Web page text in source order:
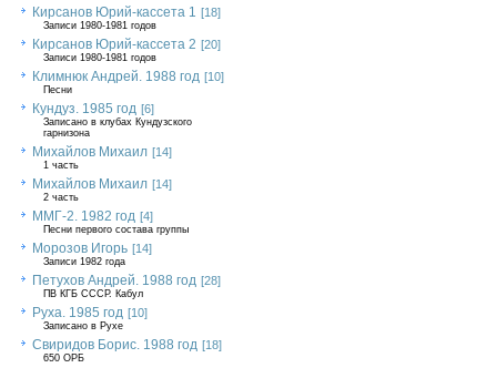
Кирсанов Юрий-кассета 1 [18]
Записи 1980-1981 годов
Кирсанов Юрий-кассета 2 [20]
Записи 1980-1981 годов
Климнюк Андрей. 1988 год [10]
Песни
Кундуз. 1985 год [6]
Записано в клубах Кундузского
гарнизона
Михайлов Михаил [14]
1 часть
Михайлов Михаил [14]
2 часть
ММГ-2. 1982 год [4]
Песни первого состава группы
Морозов Игорь [14]
Записи 1982 года
Петухов Андрей. 1988 год [28]
ПВ КГБ СССР. Кабул
Руха. 1985 год [10]
Записано в Рухе
Свиридов Борис. 1988 год [18]
650 ОРБ